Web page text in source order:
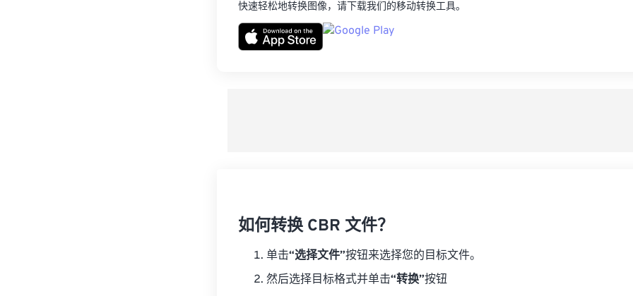
快速轻松地转换图像，请下载我们的移动转换工具。
如何转换 CBR 文件？
单击“选择文件”按钮来选择您的目标文件。
然后选择目标格式并单击“转换”按钮